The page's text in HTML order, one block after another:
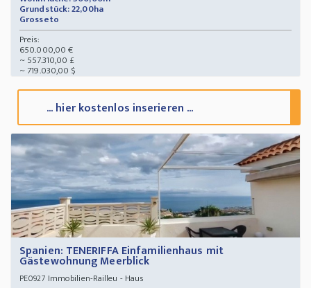
Grundstück: 22,00ha
Grosseto
Preis:
650.000,00 €
~ 557.310,00 £
~ 719.030,00 $
... hier kostenlos inserieren ...
Spanien: TENERIFFA Einfamilienhaus mit
Gästewohnung Meerblick
PE0927 Immobilien-Railleu - Haus